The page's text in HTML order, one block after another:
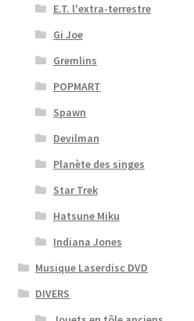
E.T. l'extra-terrestre
Gi Joe
Gremlins
POPMART
Spawn
Devilman
Planète des singes
Star Trek
Hatsune Miku
Indiana Jones
Musique Laserdisc DVD
DIVERS